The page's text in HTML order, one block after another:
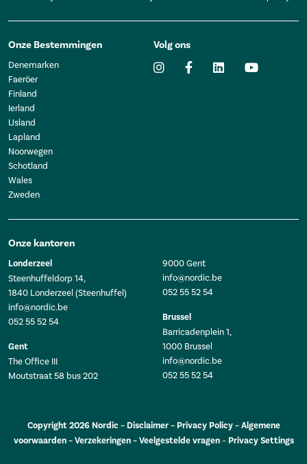
Onze Bestemmingen
Denemarken
Faeröer
Finland
Ierland
IJsland
Lapland
Noorwegen
Schotland
Wales
Zweden
Volg ons
Onze kantoren
Londerzeel
Steenhuffeldorp 14,
1840 Londerzeel (Steenhuffel)
info@nordic.be
052 55 52 54
Gent
The Office III
Moutstraat 58 bus 202
9000 Gent
info@nordic.be
052 55 52 54
Brussel
Barricadenplein 1,
1000 Brussel
info@nordic.be
052 55 52 54
Copyright 2026 Nordic – Disclaimer– Privacy Policy–Algemene
voorwaarden–Verzekeringen –Veelgestelde vragen– Privacy Settings